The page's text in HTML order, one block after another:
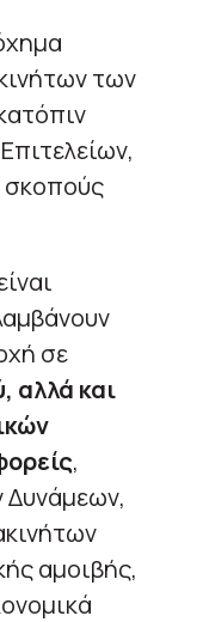
των
σκοπούς
σε
αλλά και
,
Δυνάμεων,
αμοιβής,